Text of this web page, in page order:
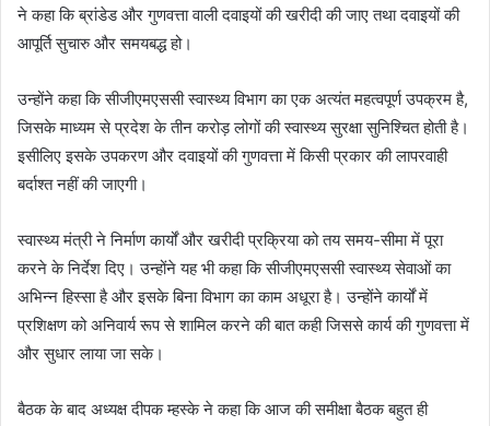
ने कहा कि ब्रांडेड और गुणवत्ता वाली दवाइयों की खरीदी की जाए तथा दवाइयों की
आपूर्ति सुचारु और समयबद्ध हो।
उन्होंने कहा कि सीजीएमएससी स्वास्थ्य विभाग का एक अत्यंत महत्वपूर्ण उपक्रम है,
जिसके माध्यम से प्रदेश के तीन करोड़ लोगों की स्वास्थ्य सुरक्षा सुनिश्चित होती है।
इसीलिए इसके उपकरण और दवाइयों की गुणवत्ता में किसी प्रकार की लापरवाही
बर्दाश्त नहीं की जाएगी।
स्वास्थ्य मंत्री ने निर्माण कार्यों और खरीदी प्रक्रिया को तय समय-सीमा में पूरा
करने के निर्देश दिए। उन्होंने यह भी कहा कि सीजीएमएससी स्वास्थ्य सेवाओं का
अभिन्न हिस्सा है और इसके बिना विभाग का काम अधूरा है। उन्होंने कार्यों में
प्रशिक्षण को अनिवार्य रूप से शामिल करने की बात कही जिससे कार्य की गुणवत्ता में
और सुधार लाया जा सके।
बैठक के बाद अध्यक्ष दीपक म्हस्के ने कहा कि आज की समीक्षा बैठक बहुत ही